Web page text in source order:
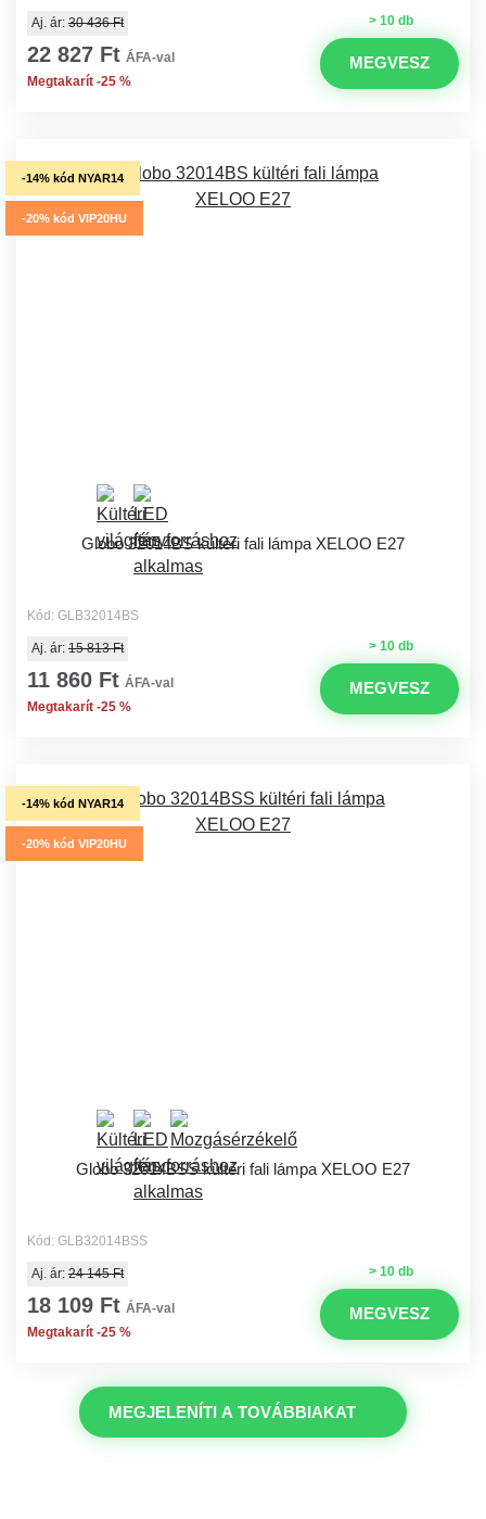
> 10 db
Aj. ár: 30 436 Ft
22 827 Ft ÁFA-val
Megtakarít -25 %
MEGVESZ
-14% kód NYAR14
-20% kód VIP20HU
Globo 32014BS kültéri fali lámpa XELOO E27
Kód: GLB32014BS
> 10 db
Aj. ár: 15 813 Ft
11 860 Ft ÁFA-val
Megtakarít -25 %
MEGVESZ
-14% kód NYAR14
-20% kód VIP20HU
Globo 32014BSS kültéri fali lámpa XELOO E27
Kód: GLB32014BSS
> 10 db
Aj. ár: 24 145 Ft
18 109 Ft ÁFA-val
Megtakarít -25 %
MEGVESZ
MEGJELENÍTI A TOVÁBBIAKAT